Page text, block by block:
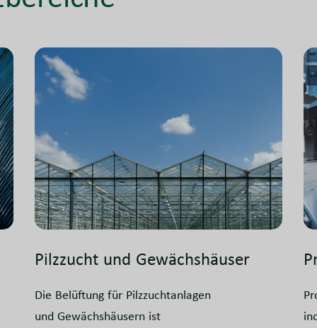
Pilzzucht und Gewächshäuser
Die Belüftung für Pilzzuchtanlagen
und Gewächshäusern ist